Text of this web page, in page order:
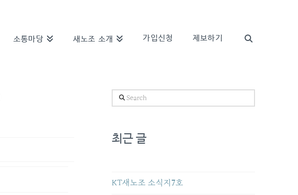
소통마당 새노조 소개 가입신청 제보하기
Search
최근 글
KT새노조 소식지7호